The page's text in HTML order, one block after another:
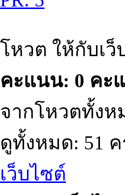
โหวต ให้กับเว็
คะแนน: 0 คะ
จากโหวตทั้งห
ดูทั้งหมด: 51 ค
เว็บไซต์